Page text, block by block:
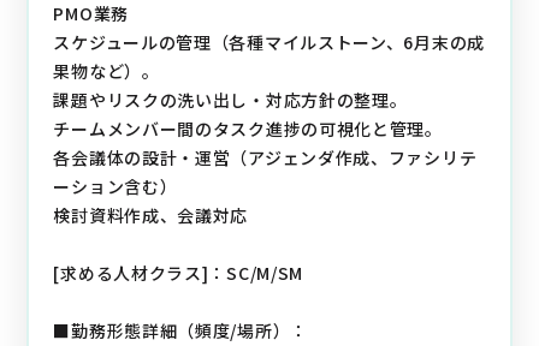
PMO業務
スケジュールの管理（各種マイルストーン、6月末の成
果物など）。
課題やリスクの洗い出し・対応方針の整理。
チームメンバー間のタスク進捗の可視化と管理。
各会議体の設計・運営（アジェンダ作成、ファシリテ
ーション含む）
検討資料作成、会議対応
[求める人材クラス]：SC/M/SM
■勤務形態詳細（頻度/場所）：